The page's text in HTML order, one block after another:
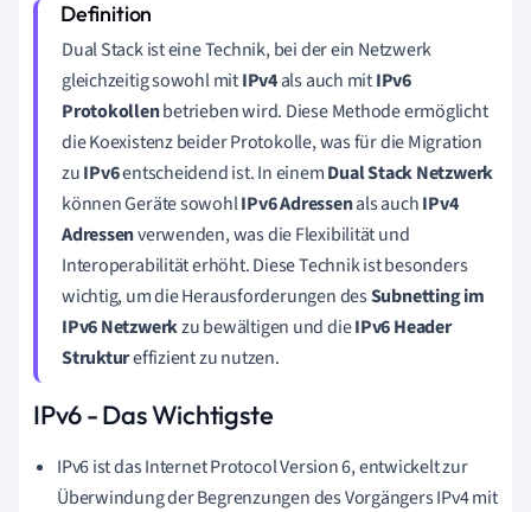
Dual Stack ist eine Technik, bei der ein Netzwerk
gleichzeitig sowohl mitIPv4als auch mitIPv6
Protokollenbetrieben wird. Diese Methode ermöglicht
die Koexistenz beider Protokolle, was für die Migration
zuIPv6entscheidend ist. In einemDual Stack Netzwerk
können Geräte sowohlIPv6 Adressenals auchIPv4
Adressenverwenden, was die Flexibilität und
Interoperabilität erhöht. Diese Technik ist besonders
wichtig, um die Herausforderungen desSubnetting im
IPv6 Netzwerkzu bewältigen und dieIPv6 Header
Struktureffizient zu nutzen.
IPv6 - Das Wichtigste
IPv6 ist das Internet Protocol Version 6, entwickelt zur
Überwindung der Begrenzungen des Vorgängers IPv4 mit